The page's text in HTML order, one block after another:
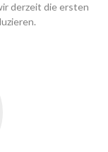
derzeit die ersten